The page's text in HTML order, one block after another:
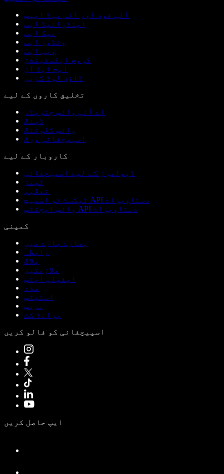
آئی فون اور آئی پیڈ ایپس
اینڈرائیڈ ایپ
میک ایپ
ونڈوز ایپ
ویب ایپ
کروم ایکسٹینشن
ایج ایڈ آن
ڈاؤن لوڈ کریں
تخلیق کاروں کے لیے
اے آئی وائس جنریٹر
ڈبنگ
وائس کلوننگ
اسپیچفائی ورک
کاروبار کے لیے
ڈیولپرز کے لیے اسپیچفائی
ٹیمز
تعلیم
ٹیکسٹ ٹو اسپیچ API دستاویزات
وائس ایجنٹس API دستاویزات
کمپنی
ہمارے بارے میں
رابطہ
بلاگ
ملازمتیں
ایفیلی ایٹس
مدد
اسٹیٹس
پریس
برانڈ کٹ
اسپیچفائی کو فالو کریں
ایپ حاصل کریں